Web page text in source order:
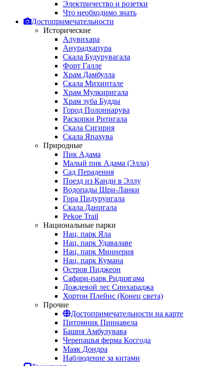
Электричество и розетки
Что необходимо знать
Достопримечательности
Исторические
Алувихара
Анурадхапура
Скала Будурувагала
Форт Галле
Храм Дамбулла
Скала Михинтале
Храм Мулкиригала
Храм зуба Будды
Город Полоннарува
Раскопки Ритигала
Скала Сигирия
Скала Япахува
Природные
Пик Адама
Малый пик Адама (Элла)
Сад Перадения
Поезд из Канди в Эллу
Водопады Шри-Ланки
Гора Пидурунгала
Скала Данигала
Pekoe Trail
Национальные парки
Нац. парк Яла
Нац. парк Удавалаве
Нац. парк Миннерия
Нац. парк Кумана
Остров Пиджеон
Сафари-парк Ридиягама
Дождевой лес Синхараджа
Хортон Плейнс (Конец света)
Прочие
Достопримечательности на карте
Питомник Пиннавела
Башня Амбулувава
Черепашья ферма Косгода
Маяк Дондра
Наблюдение за китами